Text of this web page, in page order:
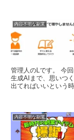
内容不明な副業
管理人のLです。 今
生成AIまで、思いつ
出てればいいという
内容不明な副業